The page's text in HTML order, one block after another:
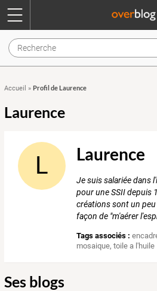
Accueil » Profil de Laurence
Laurence
L Laurence
Je suis salariée dans
pour une SSII depuis
créations sont un
façon de "m'aérer
Tags associés :
mosaique,toile a l'huile
Ses blogs